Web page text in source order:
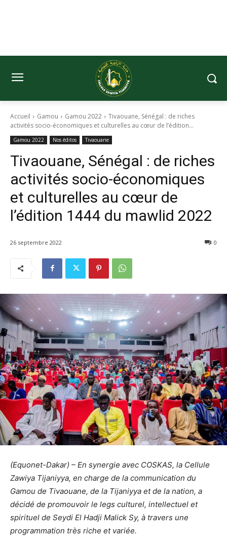
Accueil Gamou Gamou 2022
Tivaouane, Sénégal : de riches
activités socio-économiques et culturelles au cœur de l’édition...
Gamou 2022 Nos éditos Tivaouane
Tivaouane, Sénégal : de riches
activités socio-économiques
et culturelles au cœur de
l’édition 1444 du mawlid 2022
26 septembre 2022 0
(Equonet-Dakar) – En synergie avec COSKAS, la Cellule
Zawiya Tijaniyya, en charge de la communication du
Gamou de Tivaouane, de la Tijaniyya et de la nation, a
décidé de promouvoir le legs culturel, intellectuel et
spirituel de Seydi El Hadji Malick Sy, à travers une
programmation très riche et variée.